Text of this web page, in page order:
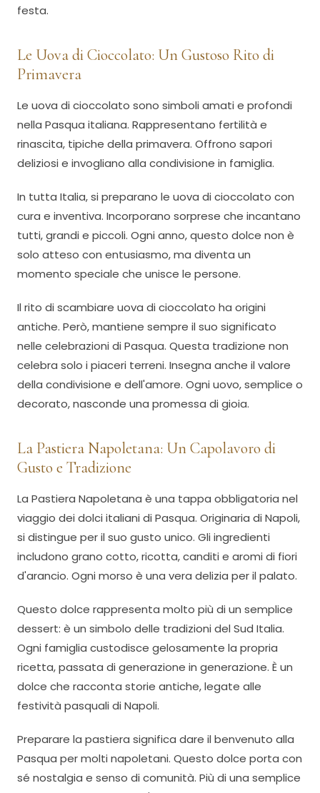
festa.
Le Uova di Cioccolato: Un Gustoso Rito di
Primavera
Le uova di cioccolato sono simboli amati e profondi
nella Pasqua italiana. Rappresentano fertilità e
rinascita, tipiche della primavera. Offrono sapori
deliziosi e invogliano alla condivisione in famiglia.
In tutta Italia, si preparano le uova di cioccolato con
cura e inventiva. Incorporano sorprese che incantano
tutti, grandi e piccoli. Ogni anno, questo dolce non è
solo atteso con entusiasmo, ma diventa un
momento speciale che unisce le persone.
Il rito di scambiare uova di cioccolato ha origini
antiche. Però, mantiene sempre il suo significato
nelle celebrazioni di Pasqua. Questa tradizione non
celebra solo i piaceri terreni. Insegna anche il valore
della condivisione e dell'amore. Ogni uovo, semplice o
decorato, nasconde una promessa di gioia.
La Pastiera Napoletana: Un Capolavoro di
Gusto e Tradizione
La Pastiera Napoletana è una tappa obbligatoria nel
viaggio dei dolci italiani di Pasqua. Originaria di Napoli,
si distingue per il suo gusto unico. Gli ingredienti
includono grano cotto, ricotta, canditi e aromi di fiori
d'arancio. Ogni morso è una vera delizia per il palato.
Questo dolce rappresenta molto più di un semplice
dessert: è un simbolo delle tradizioni del Sud Italia.
Ogni famiglia custodisce gelosamente la propria
ricetta, passata di generazione in generazione. È un
dolce che racconta storie antiche, legate alle
festività pasquali di Napoli.
Preparare la pastiera significa dare il benvenuto alla
Pasqua per molti napoletani. Questo dolce porta con
sé nostalgia e senso di comunità. Più di una semplice